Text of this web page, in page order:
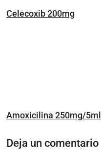
Celecoxib 200mg
Amoxicilina 250mg/5ml
Deja un comentario